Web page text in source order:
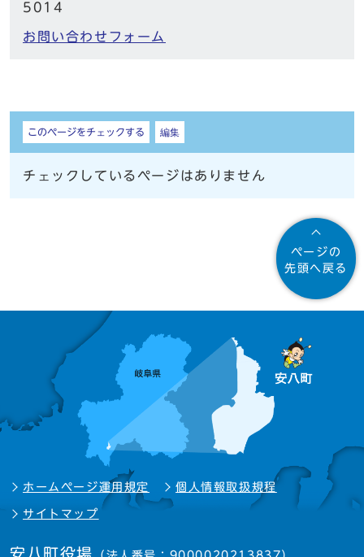
5014
お問い合わせフォーム
しおり
このページをチェックする 編集
チェックしているページはありません
ページの
先頭へ戻る
ホームページ運用規定 個人情報取扱規程
サイトマップ
安八町役場